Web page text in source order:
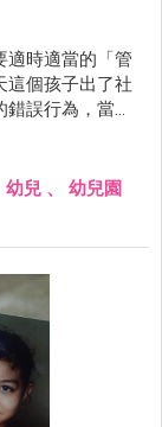
適時適當的「管
這個孩子出了社
誤行為，當孩
心好了，孩子
爸媽媽……
幼兒 、 幼兒園